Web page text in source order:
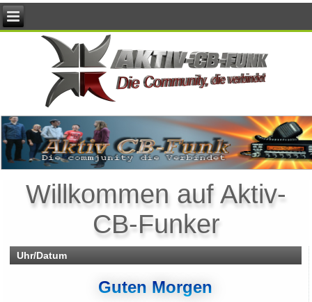
Willkommen auf Aktiv-
CB-Funker
Uhr/Datum